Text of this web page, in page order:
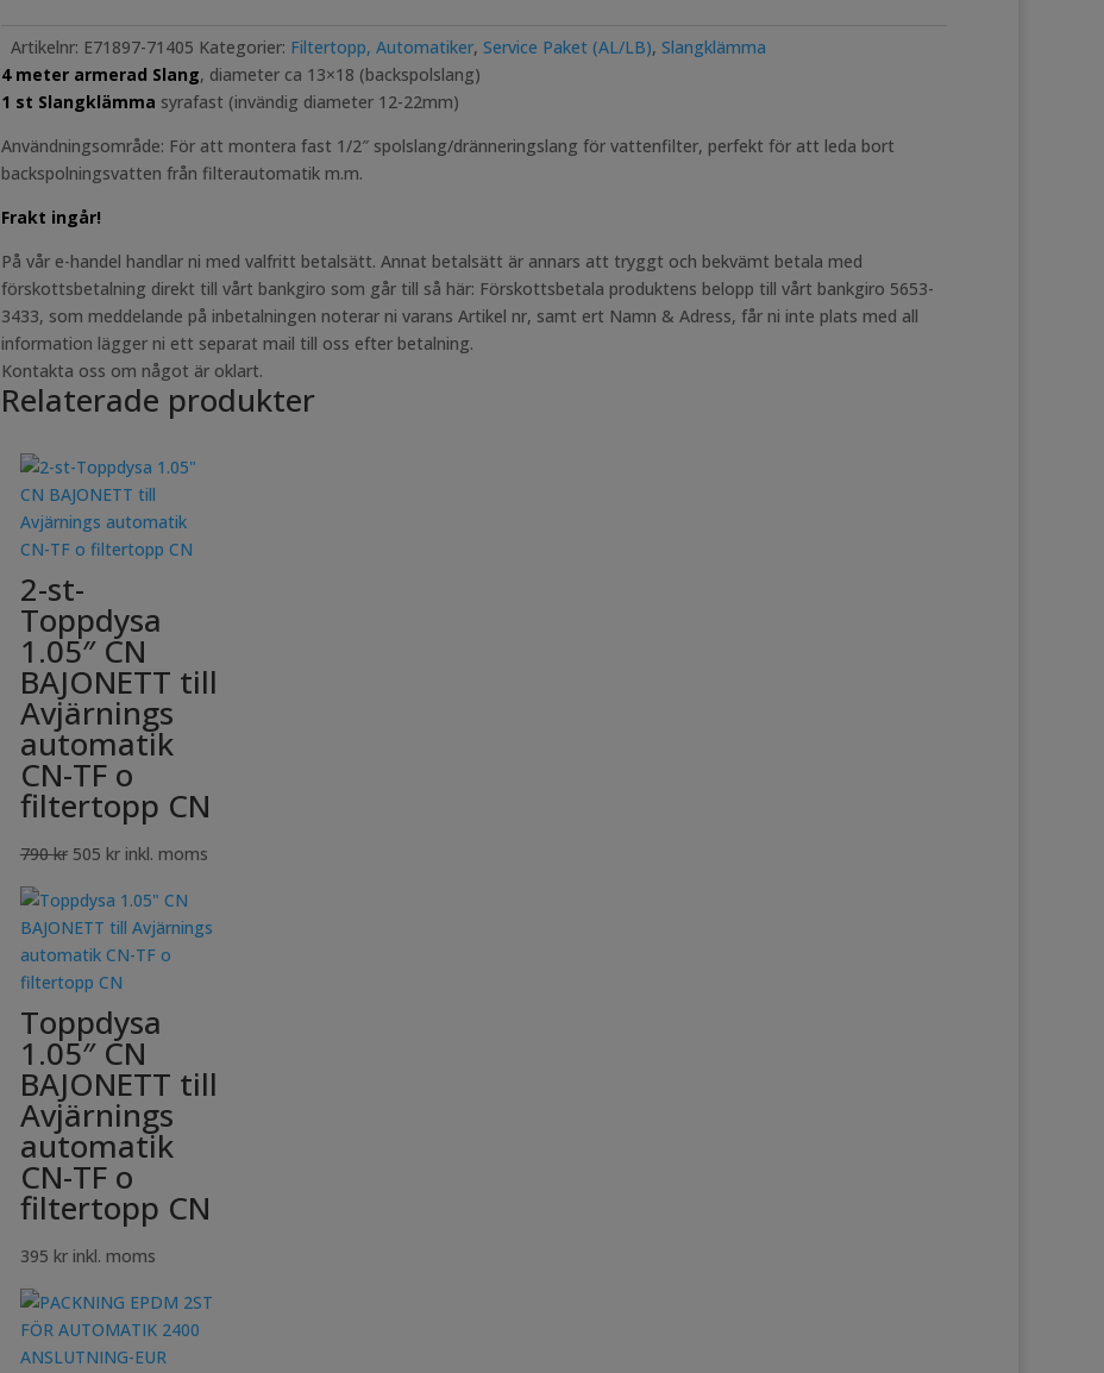
Artikelnr: E71897-71405 Kategorier: Filtertopp, Automatiker, Service Paket (AL/LB), Slangklämma
4 meter armerad Slang, diameter ca 13×18 (backspolslang)
1 st Slangklämma syrafast (invändig diameter 12-22mm)
Användningsområde: För att montera fast 1/2″ spolslang/dränneringslang för vattenfilter, perfekt för att leda bort
backspolningsvatten från filterautomatik m.m.
Frakt ingår!
På vår e-handel handlar ni med valfritt betalsätt. Annat betalsätt är annars att tryggt och bekvämt betala med
förskottsbetalning direkt till vårt bankgiro som går till så här: Förskottsbetala produktens belopp till vårt bankgiro 5653-
3433, som meddelande på inbetalningen noterar ni varans Artikel nr, samt ert Namn & Adress, får ni inte plats med all
information lägger ni ett separat mail till oss efter betalning.
Kontakta oss om något är oklart.
Relaterade produkter
2-st-
Toppdysa
1.05″ CN
BAJONETT till
Avjärnings
automatik
CN-TF o
filtertopp CN
790kr Det
priset
var:
790 kr.
505 krDet
priset
är:
505 kr.
inkl. moms
Toppdysa
1.05″ CN
BAJONETT till
Avjärnings
automatik
CN-TF o
filtertopp CN
395 kr inkl. moms